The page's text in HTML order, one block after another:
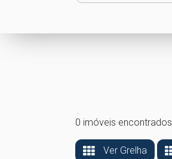
0 imóveis encontrados
Ver Grelha